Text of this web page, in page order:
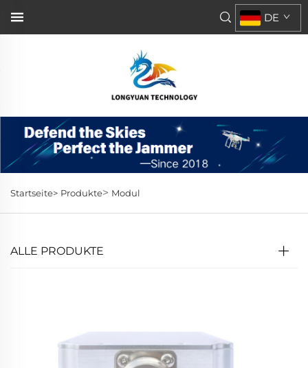
DE
Startseite> Produkte> Modul
ALLE PRODUKTE